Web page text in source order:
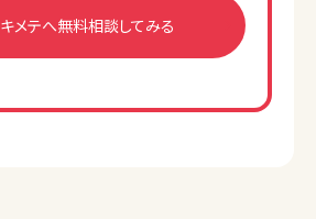
キメテへ無料相談してみる